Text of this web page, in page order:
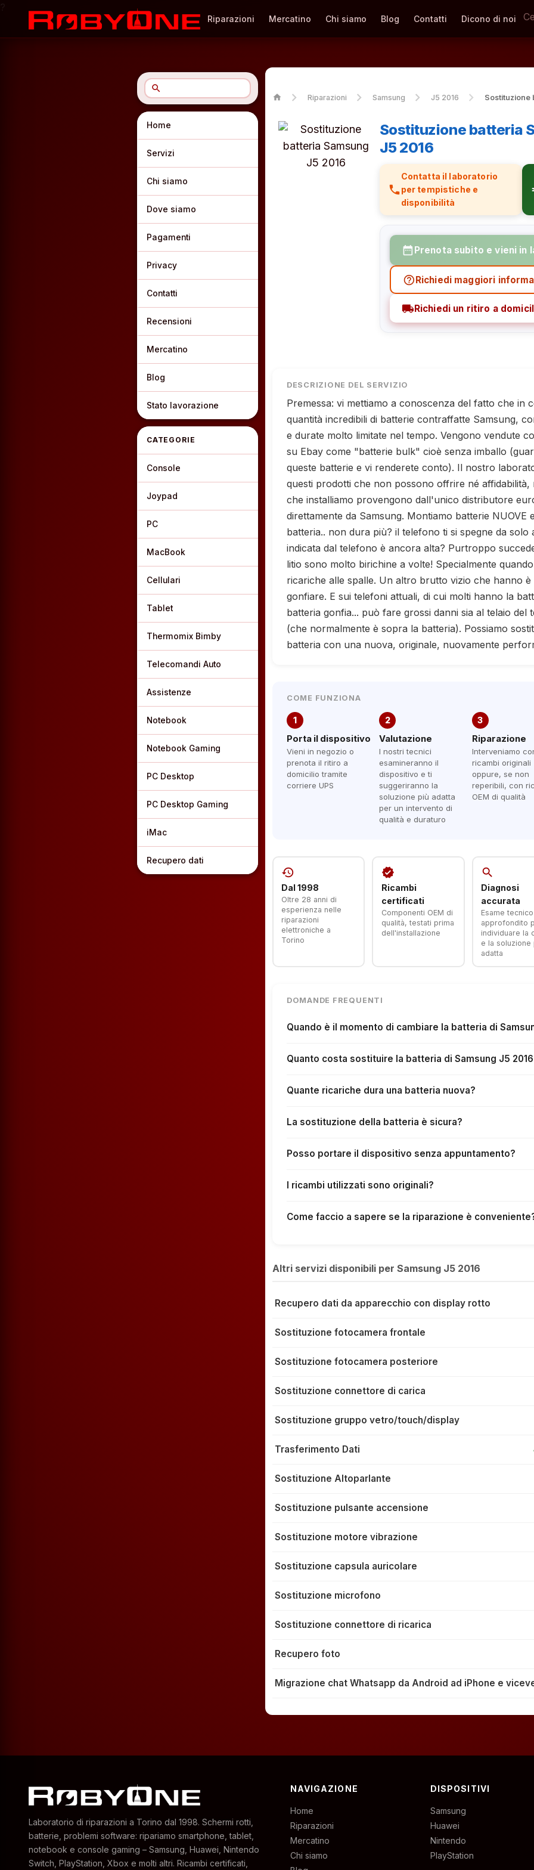
Riparazioni Mercatino Chi siamo Blog Contatti Dicono di noi
search
Home
Servizi
Chi siamo
Dove siamo
Pagamenti
Privacy
Contatti
Recensioni
Mercatino
Blog
Stato lavorazione
CATEGORIE
Console
Joypad
PC
MacBook
Cellulari
Tablet
Thermomix Bimby
Telecomandi Auto
Assistenze
Notebook
Notebook Gaming
PC Desktop
PC Desktop Gaming
iMac
Recupero dati
home Riparazioni Samsung J5 2016 Sostituzione
Sostituzione batteria
J5 2016
phone
Contatta il laboratorio
per tempistiche e
disponibilità
help_outlineRichiedi maggiori
date_range Prenota subito e vieni in
local_shippingRichiedi un ritiro a
DESCRIZIONE DEL SERVIZIO
Premessa: vi mettiamo a conoscenza del fatto che in
quantità incredibili di batterie contraffatte Samsung,
e durate molto limitate nel tempo. Vengono vendute
su Ebay come "batterie bulk" cioè senza imballo
queste batterie e vi renderete conto). Il nostro
questi prodotti che non possono offrire né affidabilità,
che installiamo provengono dall'unico distributore
direttamente da Samsung. Montiamo batterie NUOVE
batteria.. non dura più? il telefono ti si spegne da solo
indicata dal telefono è ancora alta? Purtroppo
litio sono molto birichine a volte! Specialmente
ricariche alle spalle. Un altro brutto vizio che hanno è
gonfiare. E sui telefoni attuali, di cui molti hanno la
batteria gonfia... può fare grossi danni sia al telaio del
(che normalmente è sopra la batteria). Possiamo
batteria con una nuova, originale, nuovamente
COME FUNZIONA
1
Porta il dispositivo
Vieni in negozio o
prenota il ritiro a
domicilio tramite
corriere UPS
2
Valutazione
I nostri tecnici
esamineranno il
dispositivo e ti
suggeriranno la
soluzione più adatta
per un intervento di
qualità e duraturo
3
Riparazione
Interveniamo
ricambi originali
oppure, se non
reperibili, con
OEM di qualità
history
Dal 1998
Oltre 28 anni di
esperienza nelle
riparazioni
elettroniche a
Torino
verified
Ricambi
certificati
Componenti OEM di
qualità, testati prima
dell'installazione
search
Diagnosi
accurata
Esame tecnico
approfondito
individuare la
e la soluzione
adatta
DOMANDE FREQUENTI
Quando è il momento di cambiare la batteria di
Quanto costa sostituire la batteria di Samsung J5
Quante ricariche dura una batteria nuova?
La sostituzione della batteria è sicura?
Posso portare il dispositivo senza appuntamento?
I ricambi utilizzati sono originali?
Come faccio a sapere se la riparazione è
Altri servizi disponibili per Samsung J5 2016
Recupero dati da apparecchio con display rotto
Sostituzione fotocamera frontale
Sostituzione fotocamera posteriore
Sostituzione connettore di carica
Sostituzione gruppo vetro/touch/display
Trasferimento Dati
Sostituzione Altoparlante
Sostituzione pulsante accensione
Sostituzione motore vibrazione
Sostituzione capsula auricolare
Sostituzione microfono
Sostituzione connettore di ricarica
Recupero foto
Migrazione chat Whatsapp da Android ad iPhone e
Laboratorio di riparazioni a Torino dal 1998. Schermi rotti,
batterie, problemi software: ripariamo smartphone, tablet,
notebook e console gaming – Samsung, Huawei, Nintendo
Switch, PlayStation, Xbox e molti altri. Ricambi certificati,
NAVIGAZIONE
Home
Riparazioni
Mercatino
Chi siamo
DISPOSITIVI
Samsung
Huawei
Nintendo
PlayStation